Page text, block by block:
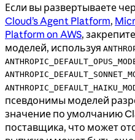
Если вы развертываете
Cloud’s Agent Platform,
Platform on AWS,
моделей, используя
псевдонимы моделей
значение по умолчанию
поставщика, что может